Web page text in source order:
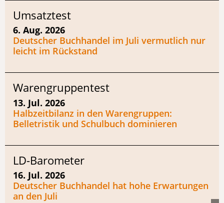
Umsatztest
6. Aug. 2026
Deutscher Buchhandel im Juli vermutlich nur
leicht im Rückstand
Warengruppentest
13. Jul. 2026
Halbzeitbilanz in den Warengruppen:
Belletristik und Schulbuch dominieren
LD-Barometer
16. Jul. 2026
Deutscher Buchhandel hat hohe Erwartungen
an den Juli